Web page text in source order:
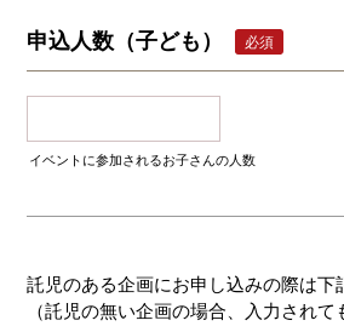
申込人数（子ども） 必須
イベントに参加されるお子さんの人数
託児のある企画にお申し込みの際は下
（託児の無い企画の場合、入力され